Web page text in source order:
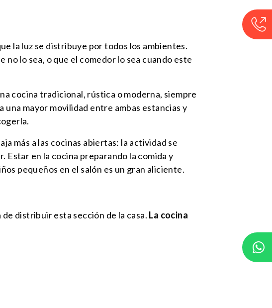
la luz se distribuye por todos los ambientes.
no lo sea, o que el comedor lo sea cuando este
cocina tradicional, rústica o moderna, siempre
mayor movilidad entre ambas estancias y
más a las cocinas abiertas: la actividad se
Estar en la cocina preparando la comida y
pequeños en el salón es un gran aliciente.
distribuir esta sección de la casa. La cocina